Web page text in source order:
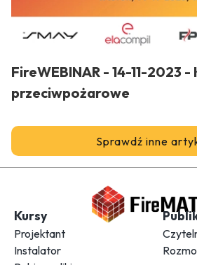
FireWEBINAR - 14-11-2023 -
przeciwpożarowe
Sprawdź inne
Kursy
Projektant
Instalator